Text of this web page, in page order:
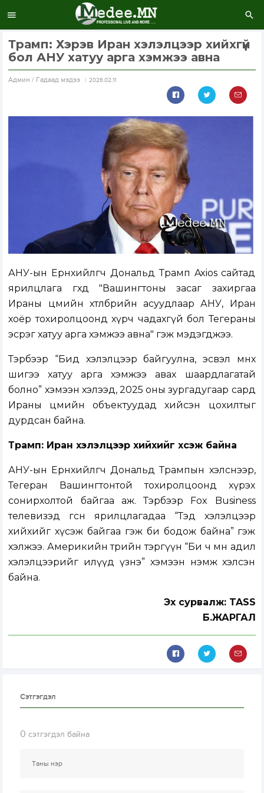
Трамп: Хэрэв Иран хэлэлцээр хийхгүй
бол АНУ хатуу арга хэмжээ авна
Aдмин / Гадаад мэдээ 2026.02.11
АНУ-ын Ерөнхийлөгч Дональд Трамп Axios сайтад
ярилцлага өгөхдөө "Вашингтоны засаг захиргаа
Ираны цөмийн хөтөлбөрийн асуудлаар АНУ, Иран
хоёр тохиролцоонд хүрч чадахгүй бол Тегераны
эсрэг хатуу арга хэмжээ авна" гэж мэдэгджээ.
Тэрбээр “Бид хэлэлцээр байгуулна, эсвэл өмнөх
шигээ хатуу арга хэмжээ авах шаардлагатай
болно” хэмээн хэлээд, 2025 оны зургадугаар сард
Ираны цөмийн объектуудад хийсэн цохилтыг
дурдсан байна.
Трамп: Иран хэлэлцээр хийхийг хүсэж байна
АНУ-ын Ерөнхийлөгч Дональд Трампын хэлснээр,
Тегеран Вашингтонтой тохиролцоонд хүрэх
сонирхолтой байгаа аж. Тэрбээр Fox Business
телевизэд өгсөн ярилцлагадаа “Тэд хэлэлцээр
хийхийг хүсэж байгаа гэж би бодож байна” гэж
хэлжээ. Америкийн төрийн тэргүүн “Би ч мөн адил
хэлэлцээрийг илүүд үзнэ” хэмээн нэмж хэлсэн
байна.
Эх сурвалж: TASS
Б.ЖАРГАЛ
Сэтгэгдэл
0 сэтгэгдэл байна